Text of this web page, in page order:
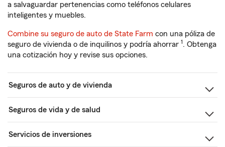
a salvaguardar pertenencias como teléfonos celulares
inteligentes y muebles.
Combine su seguro de auto de State Farm con una póliza de
seguro de vivienda o de inquilinos y podría ahorrar 1. Obtenga
una cotización hoy y revise sus opciones.
Seguros de auto y de vivienda
Seguros de vida y de salud
Servicios de inversiones